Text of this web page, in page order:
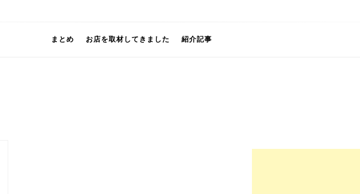
まとめ お店を取材してきました 紹介記事